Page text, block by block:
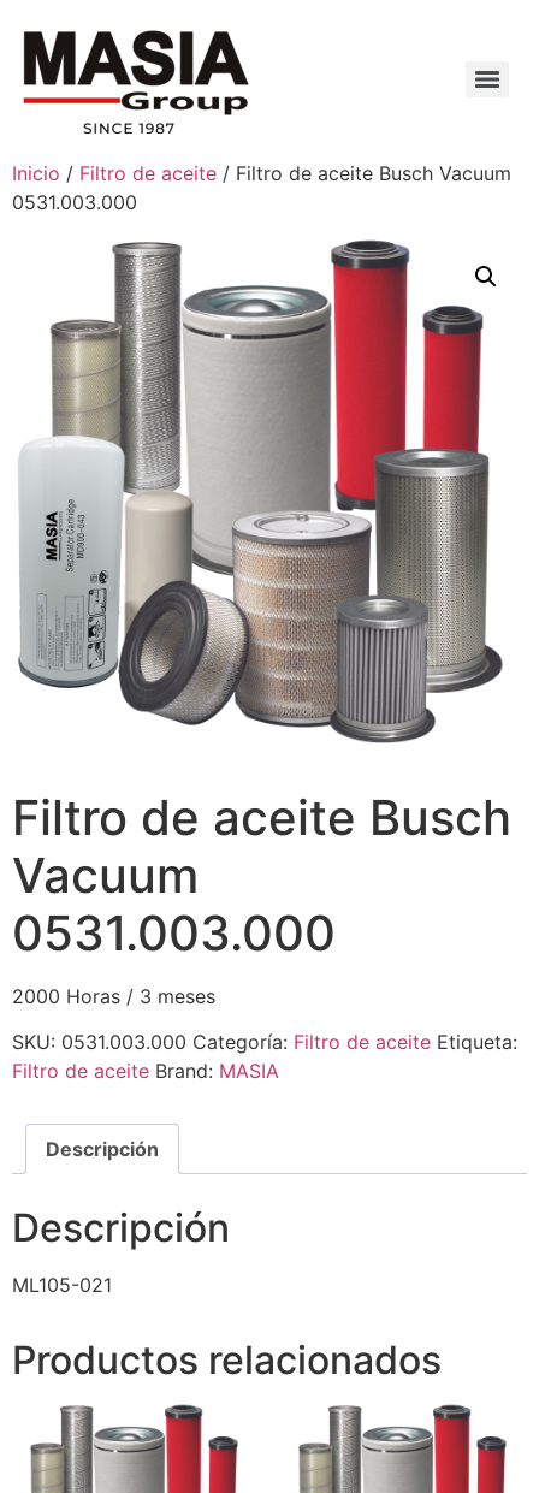
Inicio / Filtro de aceite / Filtro de aceite Busch Vacuum
0531.003.000
Filtro de aceite Busch
Vacuum
0531.003.000
2000 Horas / 3 meses
SKU: 0531.003.000 Categoría: Filtro de aceite Etiqueta:
Filtro de aceite Brand: MASIA
Descripción
Descripción
ML105-021
Productos relacionados